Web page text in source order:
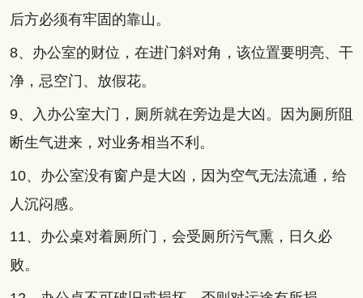
后方必须有牢固的靠山。
8、办公室的财位，在进门斜对角，该位置要明亮、干
净，忌空门、放假花。
9、入办公室大门，厕所就在旁边是大凶。因为厕所阻
断生气进来，对业务相当不利。
10、办公室没有窗户是大凶，因为空气无法流通，给
人沉闷感。
11、办公桌对着厕所门，会受厕所污气熏，日久必
败。